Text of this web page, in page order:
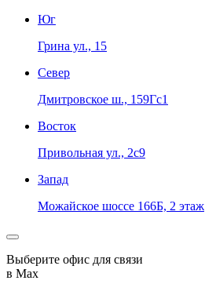
Юг
Грина ул., 15
Север
Дмитровское ш., 159Гс1
Восток
Привольная ул., 2с9
Запад
Можайское шоссе 166Б, 2 этаж
Выберите офис для связи
в Max